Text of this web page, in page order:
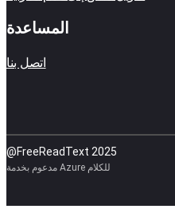
المساعدة
اتصل بنا
@FreeReadText 2025
مدعوم بخدمة Azure للكلام